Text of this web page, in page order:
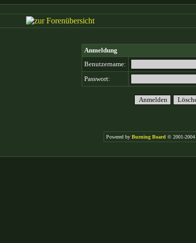
Anmeldung
Benutzername:
Passwort:
Powered by Burning Board © 2001-2004